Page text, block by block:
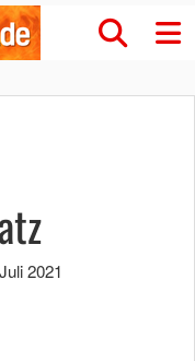
2021